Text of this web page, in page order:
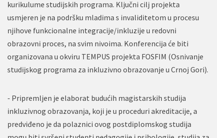
kurikulume studijskih programa. Ključni cilj projekta
usmjeren je na podršku mladima s invaliditetom u procesu
njihove funkcionalne integracije/inkluzije u redovni
obrazovni proces, na svim nivoima. Konferencija će biti
organizovana u okviru TEMPUS projekta FOSFIM (Osnivanje
studijskog programa za inkluzivno obrazovanje u Crnoj Gori).
- Pripremljen je elaborat budućih magistarskih studija
inkluzivnog obrazovanja, koji je u proceduri akreditacije, a
predviđeno je da polaznici ovog postdiplomskog studija